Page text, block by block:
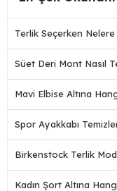
Terlik Seçerken
Süet Deri Mont Nasıl
Mavi Elbise Altına
Spor Ayakkabı
Birkenstock Terlik
Kadın Şort Altına